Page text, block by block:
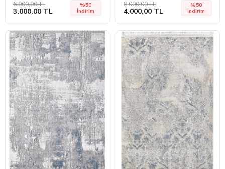
6.000,00 TL
3.000,00 TL
%50
İndirim
8.000,00 TL
4.000,00 TL
%50
İndirim